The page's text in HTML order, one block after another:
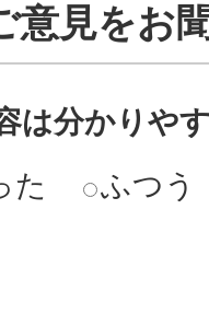
意見をお
は分かりや
た
ふつう